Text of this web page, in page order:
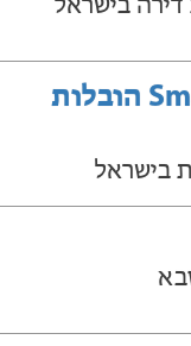
דירה בישראל
Small-Moving הובלות
בישראל